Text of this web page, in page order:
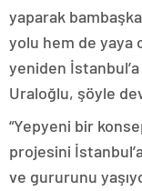
yaparak
yolu hem de yaya
yeniden İstanbul’a
Uraloğlu, şöyle
“Yepyeni bir
projesini
ve gururunu